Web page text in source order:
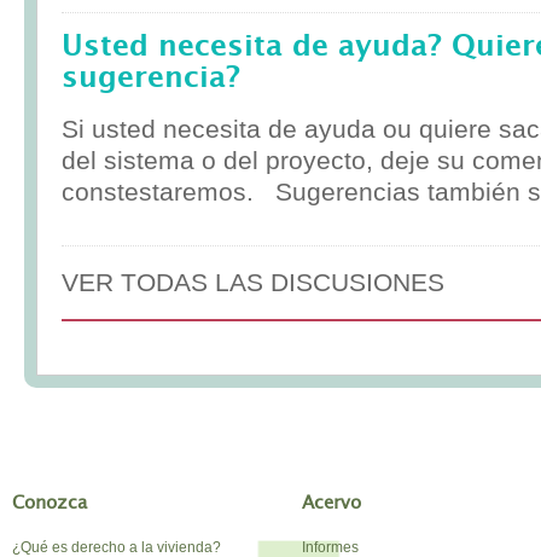
Usted necesita de ayuda?
sugerencia?
Si usted necesita de ayuda ou quiere
del sistema o del proyecto, deje su
constestaremos. Sugerencias también
VER TODAS LAS DISCUSIONES
Conozca
¿Qué es derecho a la vivienda?
Acervo
Informes